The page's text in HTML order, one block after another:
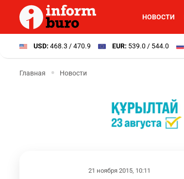
НОВОСТИ
USD: 468.3 / 470.9 EUR: 539.0 / 544.0
Главная Новости
21 ноября 2015, 10:11